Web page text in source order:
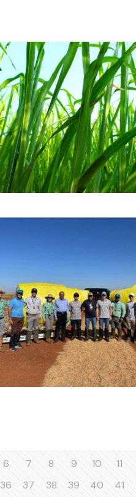
6 7 8 9 10 11
36 37 38 39 40 41